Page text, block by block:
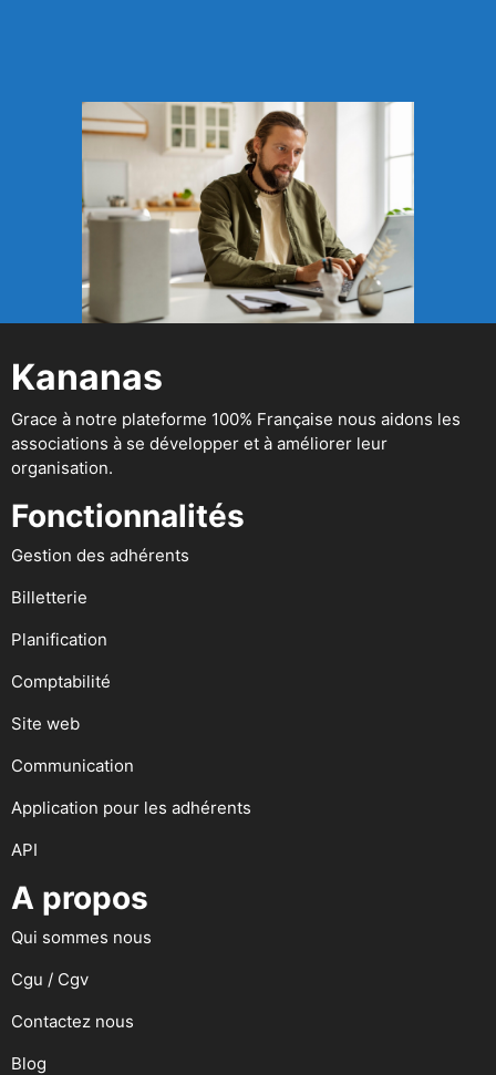
Kananas
Grace à notre plateforme 100% Française nous aidons les
associations à se développer et à améliorer leur
organisation.
Fonctionnalités
Gestion des adhérents
Billetterie
Planification
Comptabilité
Site web
Communication
Application pour les adhérents
API
A propos
Qui sommes nous
Cgu / Cgv
Contactez nous
Blog